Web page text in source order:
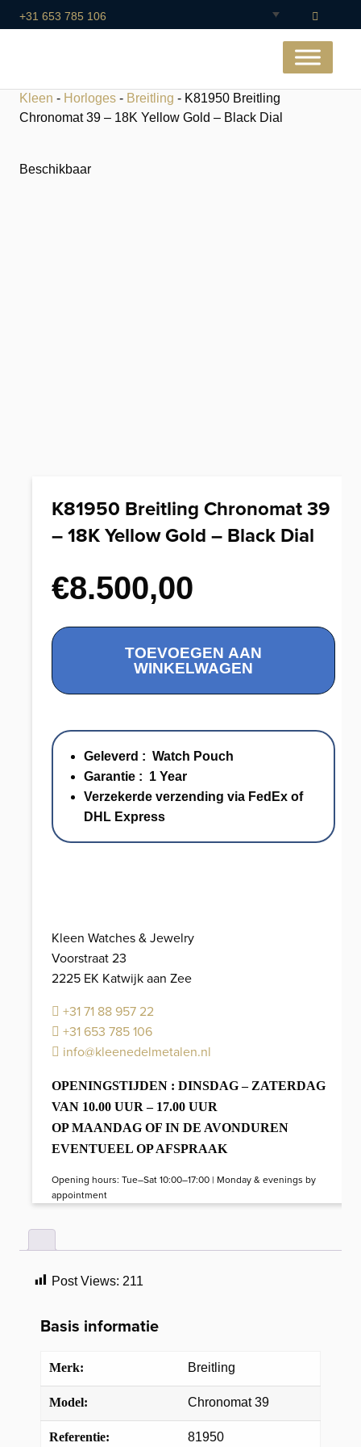
+31 653 785 106
Kleen - Horloges - Breitling - K81950 Breitling
Chronomat 39 – 18K Yellow Gold – Black Dial
Beschikbaar
K81950 Breitling Chronomat 39
– 18K Yellow Gold – Black Dial
€8.500,00
K81950
Chronomat
39
18K
Yellow
Gold
Dial
TOEVOEGEN AAN
WINKELWAGEN
Geleverd : Watch Pouch
Garantie : 1 Year
Verzekerde verzending via FedEx of
DHL Express
Kleen Watches & Jewelry
Voorstraat 23
2225 EK Katwijk aan Zee
+31 71 88 957 22
+31 653 785 106
info@kleenedelmetalen.nl
OPENINGSTIJDEN : DINSDAG – ZATERDAG
VAN 10.00 UUR – 17.00 UUR
OP MAANDAG OF IN DE AVONDUREN
EVENTUEEL OP AFSPRAAK
Opening hours: Tue–Sat 10:00–17:00 | Monday & evenings by
appointment
Post Views: 211
Basis informatie
Merk: Breitling
Model: Chronomat 39
Referentie: 81950